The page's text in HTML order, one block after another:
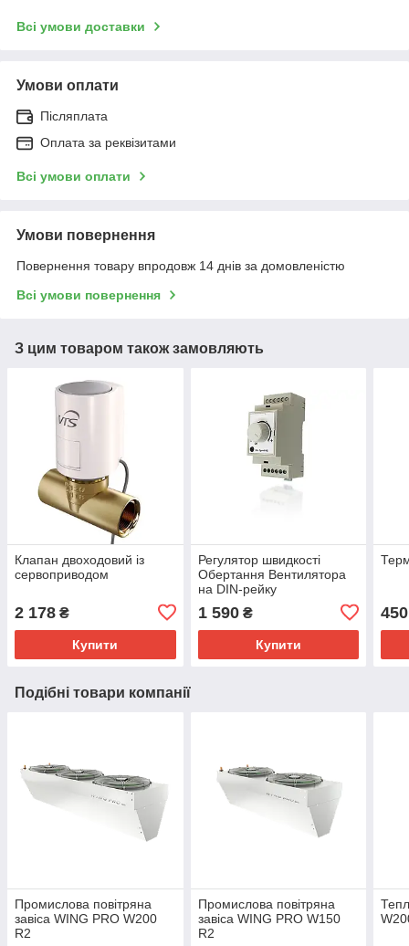
Всі умови доставки
Умови оплати
Післяплата
Оплата за реквізитами
Всі умови оплати
Умови повернення
Повернення товару впродовж 14 днів за домовленістю
Всі умови повернення
З цим товаром також замовляють
Клапан двоходовий із
сервоприводом
2 178 ₴
Купити
Регулятор швидкості
Обертання Вентилятора
на DIN-рейку
1 590₴
Купити
450
Подібні товари компанії
Промислова повітряна
завіса WING PRO W200
R2
Промислова повітряна
завіса WING PRO W150
R2